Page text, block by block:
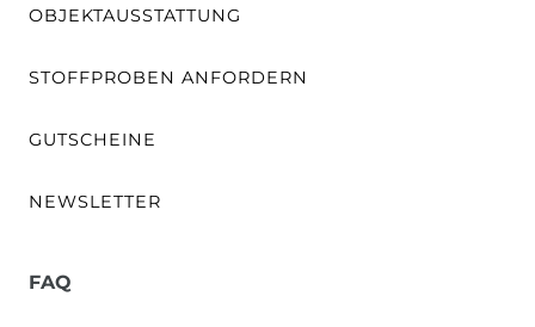
OBJEKTAUSSTATTUNG
STOFFPROBEN ANFORDERN
GUTSCHEINE
NEWSLETTER
FAQ